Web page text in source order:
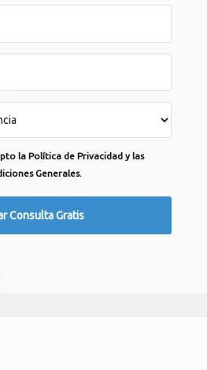
la Política de Privacidad y las
Generales.